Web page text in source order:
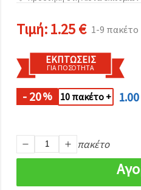
όλα τα
cookies
κλικ στον
ιστότοπο!
καθορίστε
προτιμήσεις
επιλέγοντας
δεδομένο
κάνοντας
Τιμή:1.25 € 1-9 πακέτο
ΕΚΠΤΏΣΕΙΣ
ΓΙΑ ΠΟΣΌΤΗΤΑ
- 20% 10 πακέτο +
πακέτο